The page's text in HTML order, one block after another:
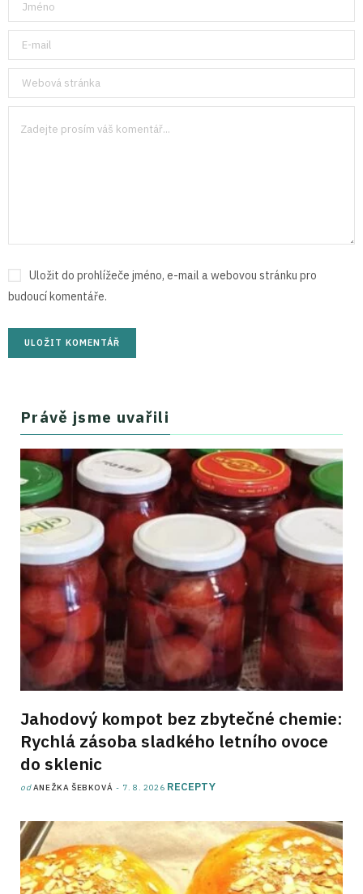
Uložit do prohlížeče jméno, e-mail a webovou stránku pro
budoucí komentáře.
Právě jsme uvařili
Jahodový kompot bez zbytečné chemie:
Rychlá zásoba sladkého letního ovoce
do sklenic
odANEŽKA ŠEBKOVÁ 7. 8. 2026 RECEPTY